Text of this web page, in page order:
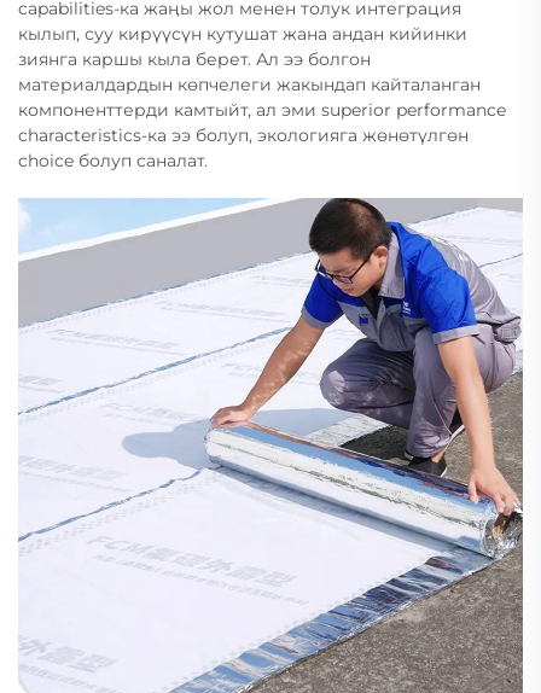
capabilities-ка жаңы жол менен толук интеграция
кылып, суу кирүүсүн кутушат жана андан кийинки
зиянга каршы кыла берет. Ал ээ болгон
материалдардын көпчелеги жакындап кайталанган
компоненттерди камтыйт, ал эми superior performance
characteristics-ка ээ болуп, экологияга жөнөтүлгөн
choice болуп саналат.